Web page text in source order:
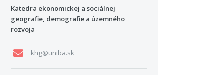
Katedra ekonomickej a sociálnej
geografie, demografie a územného
rozvoja
khg@uniba.sk